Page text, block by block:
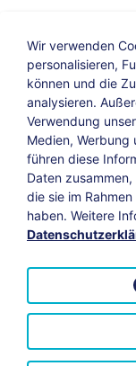
Bildungs-
© 2026 KAB
Wir verwenden
personalisieren,
können und die
analysieren.
Verwendung
Medien, Werbung
führen diese
Daten
die sie im
haben. Weitere